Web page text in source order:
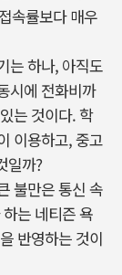
속률보다 매우
는 하나, 아직도
시에 전화비까
는 것이다. 학
이용하고, 중고
일까?
불만은 통신 속
는 네티즌 욕
반영하는 것이